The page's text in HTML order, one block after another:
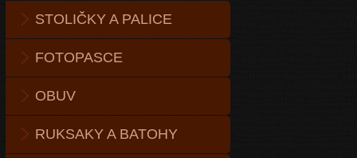
STOLIČKY A PALICE
FOTOPASCE
OBUV
RUKSAKY A BATOHY